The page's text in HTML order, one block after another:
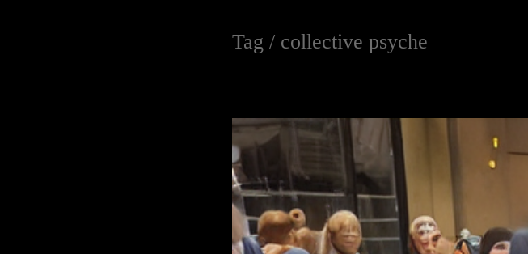
Tag / collective psyche